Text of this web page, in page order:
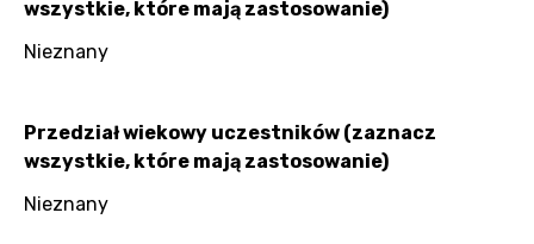
wszystkie, które mają zastosowanie)
Nieznany
Przedział wiekowy uczestników (zaznacz
wszystkie, które mają zastosowanie)
Nieznany